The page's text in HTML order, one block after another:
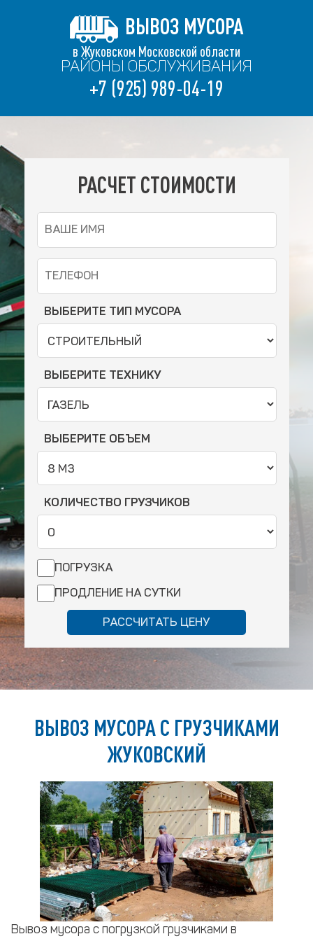
ВЫВОЗ МУСОРА
в Жуковском Московской области
РАЙОНЫ ОБСЛУЖИВАНИЯ
+7 (925) 989-04-19
РАСЧЕТ СТОИМОСТИ
ВЫБЕРИТЕ ТИП МУСОРА
ВЫБЕРИТЕ ТЕХНИКУ
ВЫБЕРИТЕ ОБЪЕМ
КОЛИЧЕСТВО ГРУЗЧИКОВ
ПОГРУЗКА
ПРОДЛЕНИЕ НА СУТКИ
РАССЧИТАТЬ ЦЕНУ
ВЫВОЗ МУСОРА С ГРУЗЧИКАМИ
ЖУКОВСКИЙ
Вывоз мусора с погрузкой грузчиками в